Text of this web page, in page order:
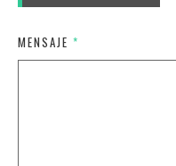
MENSAJE *